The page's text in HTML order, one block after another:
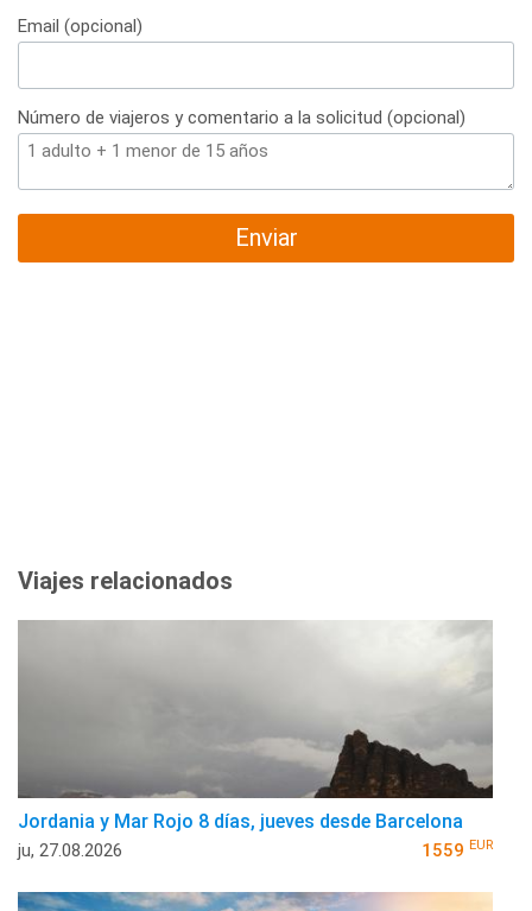
Email (opcional)
Número de viajeros y comentario a la solicitud (opcional)
Enviar
Viajes relacionados
Jordania y Mar Rojo 8 días, jueves desde Barcelona
ju, 27.08.2026 1559 EUR